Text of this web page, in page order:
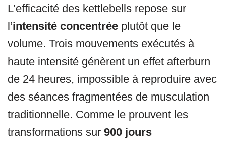
L’efficacité des kettlebells repose sur
l’intensité concentrée plutôt que le
volume. Trois mouvements exécutés à
haute intensité génèrent un effet afterburn
de 24 heures, impossible à reproduire avec
des séances fragmentées de musculation
traditionnelle. Comme le prouvent les
transformations sur 900 jours